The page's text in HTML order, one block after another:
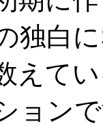
独白
えて
ョン